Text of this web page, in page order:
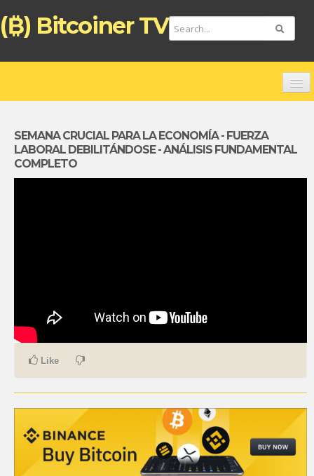
(₿) Bitcoiner TV
CHANNELS
TOP VIDEOS
CARTE DE PAIEMENT BITCOIN (FRANÇAIS)
BETAALKAART BITCOIN (NEDERLANDS)
BETALKORT BITCOIN (SVENSKA)
SEMANA CRUCIAL PARA LA ECONOMÍA - FUERZA
LABORAL DEBILITÁNDOSE - ANÁLISIS FUNDAMENTAL
COMPLETO
Like